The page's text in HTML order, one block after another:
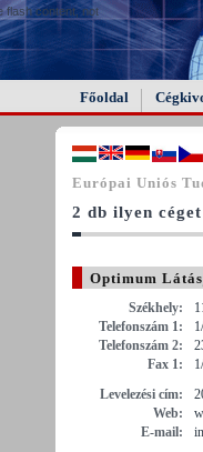
flash content, not
Főoldal
Európai Uniós
2 db ilyen
Optimum
Székhely:
Telefonszám 1:
Telefonszám 2:
Fax 1:
Levelezési cím:
Web:
E-mail: